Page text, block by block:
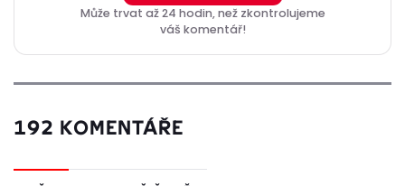
Může trvat až 24 hodin, než zkontrolujeme
váš komentář!
192 KOMENTÁŘE